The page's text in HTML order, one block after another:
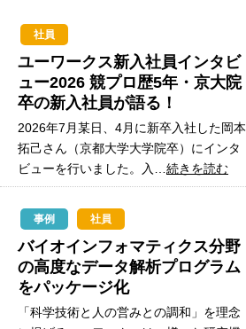
社員
ユーワークス新入社員インタビ
ュー2026 競プロ歴5年・京大院
卒の新入社員が語る！
2026年7月某日、4月に新卒入社した岡本
拓己さん（京都大学大学院卒）にインタ
ビューを行いました。入…続きを読む
事例 社員
バイオインフォマティクス分野
の高度なデータ解析プログラム
をパッケージ化
「科学技術と人の営みとの調和」を理念